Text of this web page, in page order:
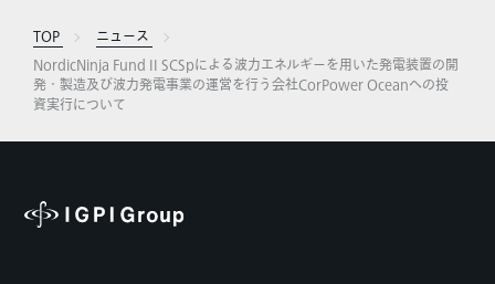
TOP
ニュース
NordicNinja Fund II SCSpによる波力エネルギーを用いた発電装置の開
発・製造及び波力発電事業の運営を行う会社CorPower Oceanへの投
資実行について